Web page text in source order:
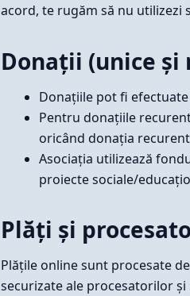
acord, te rugăm să nu utilizezi
Donații (unice și
Donațiile pot fi
Pentru donațiile
oricând donația
Asociația utilizează
proiecte sociale/
Plăți și
Plățile online sunt procesate
securizate ale procesatorilor